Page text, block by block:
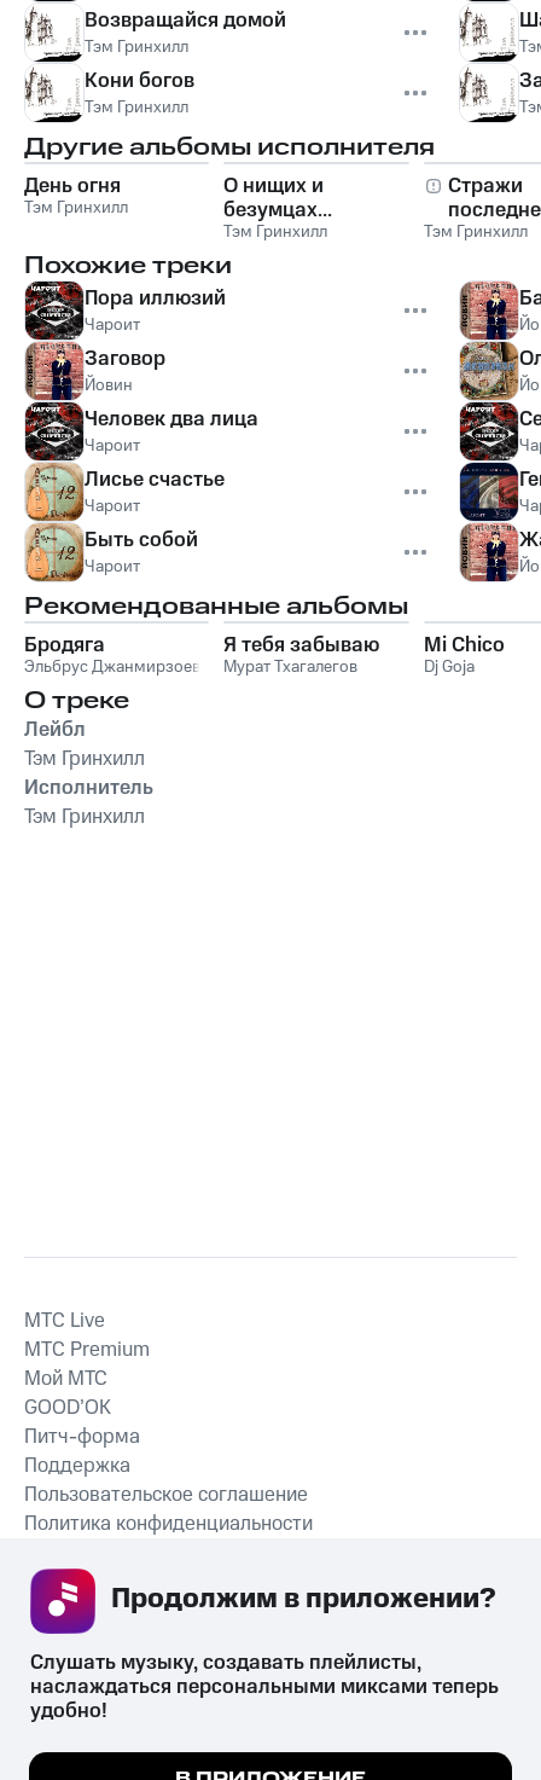
Возвращайся домой
Тэм Гринхилл
Кони богов
Тэм Гринхилл
Другие альбомы исполнителя
День огня
Тэм Гринхилл
О нищих и
безумцах...
Тэм Гринхилл
Стражи
рубежа
Тэм Гринхилл
Похожие треки
Пора иллюзий
Чароит
Заговор
Йовин
Человек два лица
Чароит
Лисье счастье
Чароит
Быть собой
Чароит
Рекомендованные альбомы
Бродяга
Эльбрус Джанмирзоев
Я тебя забываю
Мурат Тхагалегов
Mi Chico
Dj Goja
О треке
Лейбл
Тэм Гринхилл
Исполнитель
Тэм Гринхилл
СКАЧАТЬ ПРИЛОЖЕНИЕ
MTС Live
MTС Premium
Мой МТС
GOOD’OK
Питч-форма
Поддержка
Пользовательское соглашение
Политика конфиденциальности
психотропных веществ, их аналогов причиняет вред здоровью,
Мы используем куки, чтобы на сайте все
Слушать музыку, создавать плейлисты,
наслаждаться персональными миксами теперь
удобно!